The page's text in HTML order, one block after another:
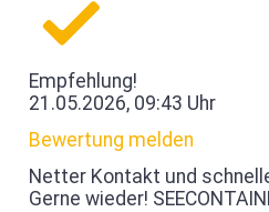
Empfehlung!
21.05.2026, 09:43 Uhr
Bewertung melden
Netter Kontakt und
Gerne wieder!